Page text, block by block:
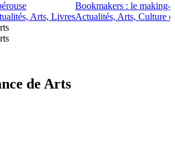
Arts, Livres
Bookmakers : le making-
Actualités, Arts, Culture
de Arts